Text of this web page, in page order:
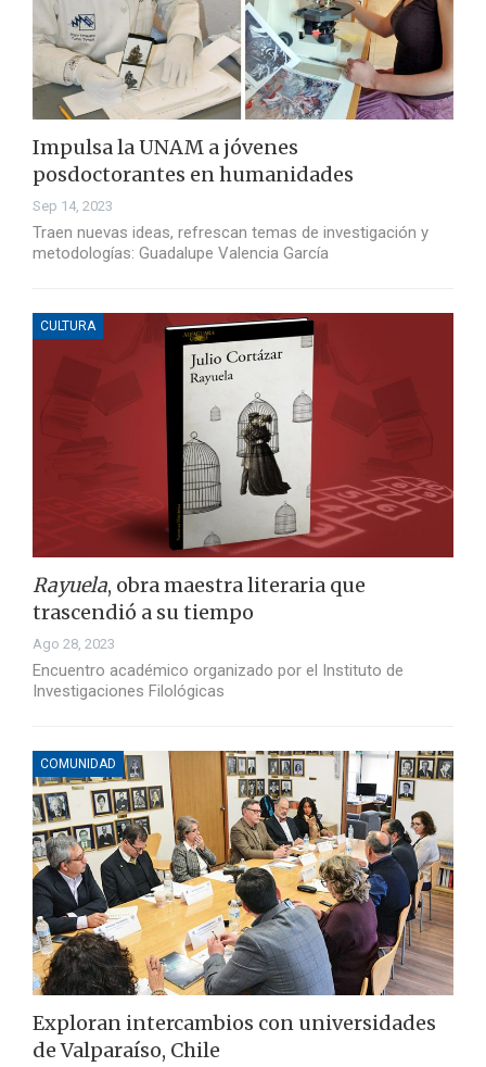
Impulsa la UNAM a jóvenes
posdoctorantes en humanidades
Sep 14, 2023
Traen nuevas ideas, refrescan temas de investigación y
metodologías: Guadalupe Valencia García
CULTURA
Rayuela, obra maestra literaria que
trascendió a su tiempo
Ago 28, 2023
Encuentro académico organizado por el Instituto de
Investigaciones Filológicas
COMUNIDAD
Exploran intercambios con universidades
de Valparaíso, Chile